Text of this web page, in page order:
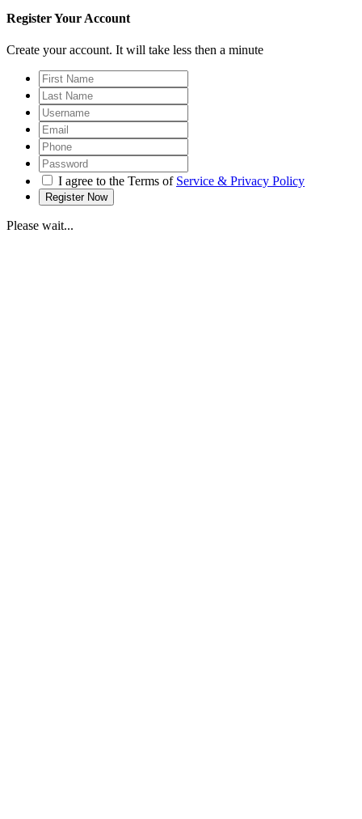
Register Your Account
Create your account. It will take less then a minute
I agree to the Terms of Service & Privacy Policy
Please wait...